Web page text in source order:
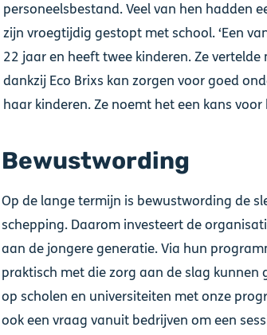
personeelsbestand. Veel van hen hadden
zijn vroegtijdig gestopt met school. ‘Een
22 jaar en heeft twee kinderen. Ze
dankzij Eco Brixs kan zorgen voor goed
haar kinderen. Ze noemt het een kans voor
Bewustwording
Op de lange termijn is bewustwording de
schepping. Daarom investeert de
aan de jongere generatie. Via hun
praktisch met die zorg aan de slag kunnen
op scholen en universiteiten met onze
ook een vraag vanuit bedrijven om een